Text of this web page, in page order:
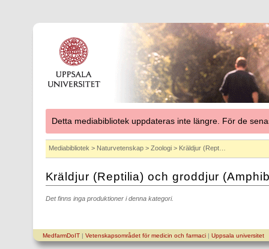
Detta mediabibliotek uppdateras inte längre. För de
Mediabibliotek > Naturvetenskap> Zoologi> Kräldjur (Rept…
Kräldjur (Reptilia) och groddjur
Det finns inga produktioner i denna kategori.
MedfarmDoIT| Vetenskapsområdet för medicin och farmaci| Uppsala universitet